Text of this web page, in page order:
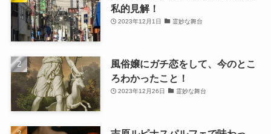
私的見解！
2023年12月1日 霊妙な舞台
風俗嬢にガチ恋をして、今のとこ
ろわかったこと！
2023年12月26日 霊妙な舞台